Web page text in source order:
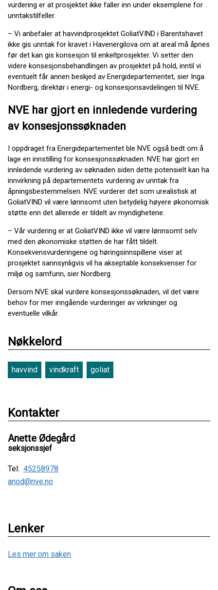
vurdering er at prosjektet ikke faller inn under eksemplene for
unntakstilfeller.
– Vi anbefaler at havvindprosjektet GoliatVIND i Barentshavet
ikke gis unntak for kravet i Havenergilova om at areal må åpnes
før det kan gis konsesjon til enkeltprosjekter. Vi setter den
videre konsesjonsbehandlingen av prosjektet på hold, inntil vi
eventuelt får annen beskjed av Energidepartementet, sier Inga
Nordberg, direktør i energi- og konsesjonsavdelingen til NVE.
NVE har gjort en innledende vurdering
av konsesjonssøknaden
I oppdraget fra Energidepartementet ble NVE også bedt om å
lage en innstilling for konsesjonssøknaden. NVE har gjort en
innledende vurdering av søknaden siden dette potensielt kan ha
innvirkning på departementets vurdering av unntak fra
åpningsbestemmelsen. NVE vurderer det som urealistisk at
GoliatVIND vil være lønnsomt uten betydelig høyere økonomisk
støtte enn det allerede er tildelt av myndighetene.
– Vår vurdering er at GoliatVIND ikke vil være lønnsomt selv
med den økonomiske støtten de har fått tildelt.
Konsekvensvurderingene og høringsinnspillene viser at
prosjektet sannsynligvis vil ha akseptable konsekvenser for
miljø og samfunn, sier Nordberg.
Dersom NVE skal vurdere konsesjonssøknaden, vil det være
behov for mer inngående vurderinger av virkninger og
eventuelle vilkår.
Nøkkelord
havvind vindkraft goliat
Kontakter
Anette Ødegård
seksjonssjef
Tel: 45258978
anod@nve.no
Lenker
Les mer om saken